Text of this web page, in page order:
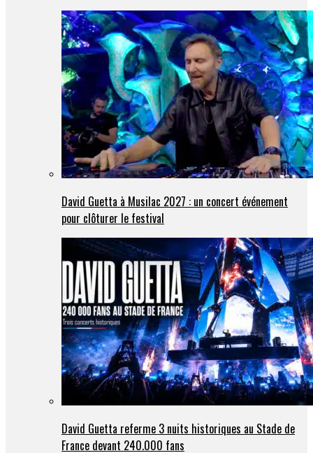
David Guetta à Musilac 2027 : un concert événement
pour clôturer le festival
David Guetta referme 3 nuits historiques au Stade de
France devant 240.000 fans